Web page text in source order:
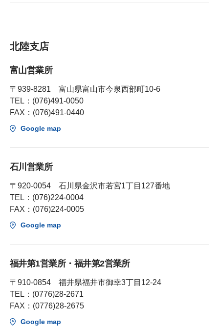
北陸支店
富山営業所
〒939-8281 富山県富山市今泉西部町10-6
TEL：(076)491-0050
FAX：(076)491-0440
Google map
石川営業所
〒920-0054 石川県金沢市若宮1丁目127番地
TEL：(076)224-0004
FAX：(076)224-0005
Google map
福井第1営業所・福井第2営業所
〒910-0854 福井県福井市御幸3丁目12-24
TEL：(0776)28-2671
FAX：(0776)28-2675
Google map